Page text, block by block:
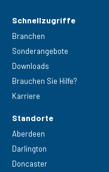
Schnellzugriffe
Branchen
Sonderangebote
Downloads
Brauchen Sie Hilfe?
Karriere
Standorte
Aberdeen
Darlington
Doncaster